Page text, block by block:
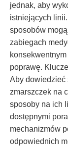
jednak, aby
istniejących
sposobów
zabiegach
poprawę.
Aby dowiedzieć
zmarszczek na
sposoby na ich
dostępnymi
mechanizmów
odpowiednich